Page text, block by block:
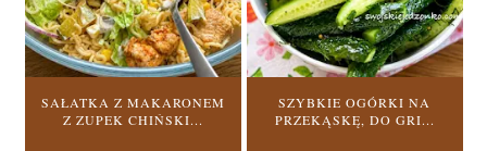
SAŁATKA Z MAKARONEM
Z ZUPEK CHIŃSKI...
SZYBKIE OGÓRKI NA
PRZEKĄSKĘ, DO GRI...